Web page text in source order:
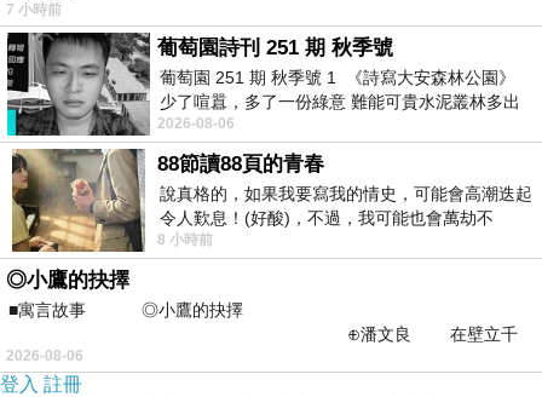
2008-01-17 14:48:18
寫得真好！
版主回應
謝謝誇獎 ^_^
耶～ 我們一起加油 加油 加油～
一定要更好～ 妳也要趕快好起來唷～
2008-01-17 20:58:45
釋放囚鳥
輕呢喃 悄然拭淚訴柔腸
訴柔腸 欲筆且休 落拓難藏
7 小時前
葡萄園詩刊 251 期 秋季號
葡萄園 251 期 秋季號 1 《詩寫大安森林公園》
少了喧囂，多了一份綠意 難能可貴水泥叢林多出
一
2026-08-06
88節讀88頁的青春
說真格的，如果我要寫我的情史，可能會高潮迭起
令人歎息！(好酸)，不過，我可能也會萬劫不
復...，每天跪鍵盤還是被判了花心的罪
8 小時前
◎小鷹的抉擇
■寓言故事 ◎小鷹的抉擇
⊕潘文良 在壁立千
仞的懸崖上，有一座遮天蔽
2026-08-06
登入 註冊